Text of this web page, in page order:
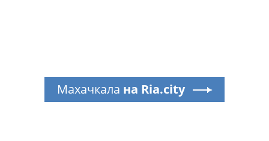
Махачкала на Ria.city